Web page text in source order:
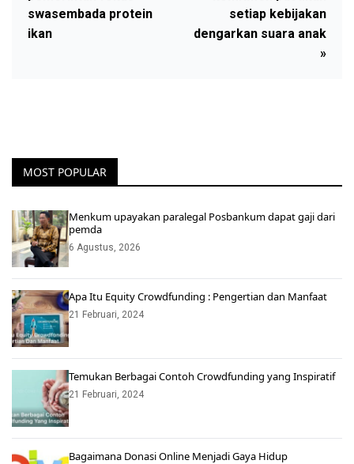
swasembada protein
ikan
setiap kebijakan
dengarkan suara anak
»
MOST POPULAR
Menkum upayakan paralegal Posbankum dapat gaji dari
pemda
6 Agustus, 2026
Apa Itu Equity Crowdfunding : Pengertian dan Manfaat
21 Februari, 2024
Temukan Berbagai Contoh Crowdfunding yang Inspiratif
21 Februari, 2024
Bagaimana Donasi Online Menjadi Gaya Hidup